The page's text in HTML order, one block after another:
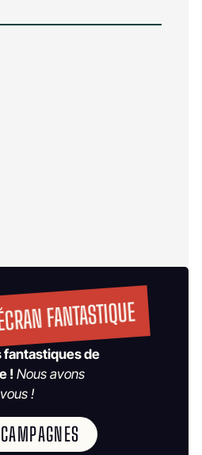
FANTASTIQUE
fantastiques de
! Nous avons
!